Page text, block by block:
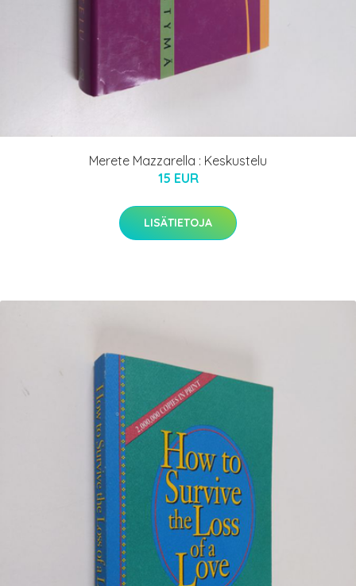
Merete Mazzarella : Keskustelu
15 EUR
LISÄTIETOJA